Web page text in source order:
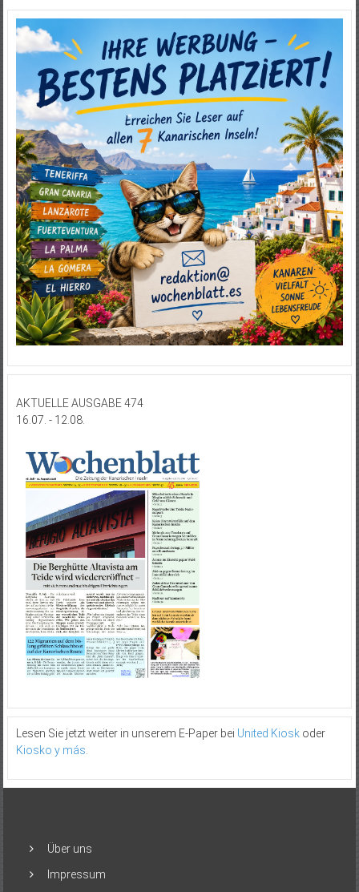
AKTUELLE AUSGABE 474
16.07. - 12.08.
Lesen Sie jetzt weiter in unserem E-Paper bei United Kioskoder
Kiosko y más
Über uns
Impressum